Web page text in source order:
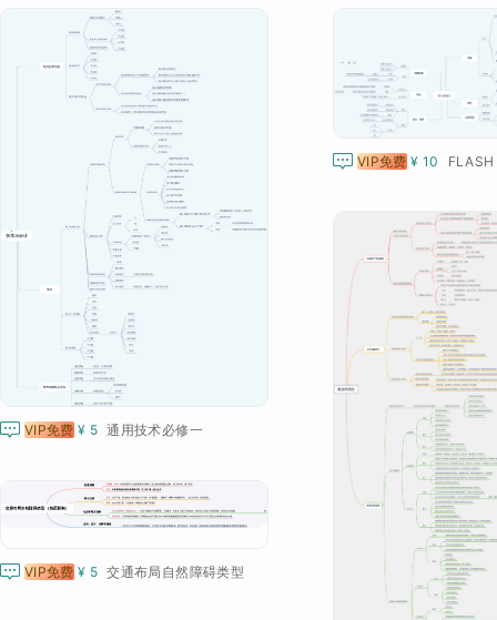
 VIP免费 ¥ 5 通用技术必修一
 VIP免费 ¥ 10 FLASH
 VIP免费 ¥ 5 交通布局自然障碍类型